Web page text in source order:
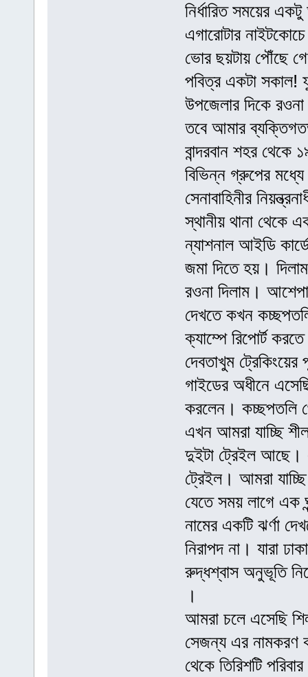
নির্ধারিত সময়ের
এগারোটার
ভোর ছয়টায় পৌঁছে
পবিত্র একটা সকাল!
উপজেলার দিকে রওনা
তবে আমার
বান্দরবান শহর থেকে
বিভিন্ন গ্রুপের
সেনাবাহিনীর
স্থানীয় থানা থেকে
ন্যাশনাল আইডি
জমা দিতে হয়।
রওনা দিলাম।
দেখতে কখন
ক্যাম্পে রিপোর্ট
দেবতাখুম
গাইডের অধীনে
করলেন। কচ্ছপতলি
এখন আমরা যাচ্ছি
দুইটা ট্রেইল আছে।
ট্রেইল। আমরা যাচ্ছি
যেতে সময় লাগে এক
নামের একটি ঝর্ণা
নিরাপদ না। যারা
রুদ্ধশ্বাস অনুভূতি
।
আমরা চলে এসেছি
সেজন্য এর নামকরণ
থেকে তিরিশটি